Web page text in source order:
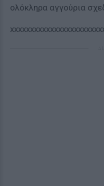
ολόκληρα αγγούρια